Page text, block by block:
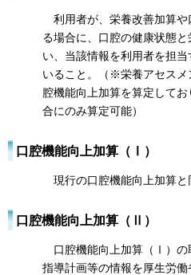
利用者が、栄養改善加算や
る場合に、口腔の健康状態
い、当該情報を利用者を担
いること。（※栄養アセスメ
腔機能向上加算を算定して
合にのみ算定可能）
口腔機能向上加算（Ⅰ）
現行の口腔機能向上加算と
口腔機能向上加算（Ⅱ）
口腔機能向上加算（Ⅰ）の
指導計画等の情報を厚生労